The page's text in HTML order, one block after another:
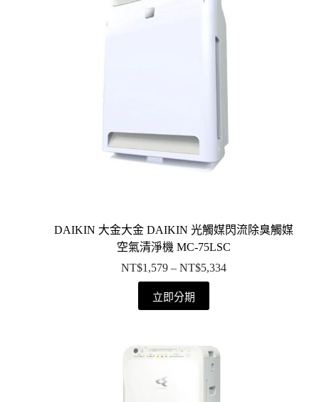
DAIKIN 大金大金 DAIKIN 光觸媒閃流除臭觸媒
空氣清淨機 MC-75LSC
NT$1,579 – NT$5,334
立即分期